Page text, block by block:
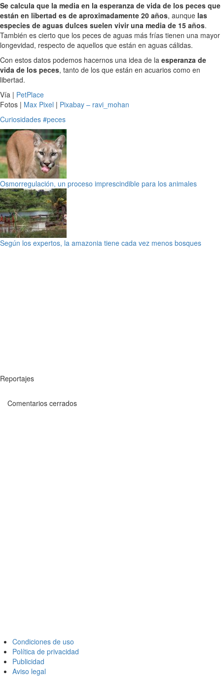
Se calcula que la media en la esperanza de vida de los peces que
están en libertad es de aproximadamente 20 años, aunque las
especies de aguas dulces suelen vivir una media de 15 años.
También es cierto que los peces de aguas más frías tienen una mayor
longevidad, respecto de aquellos que están en aguas cálidas.
Con estos datos podemos hacernos una idea de la esperanza de
vida de los peces, tanto de los que están en acuarios como en
libertad.
Vía | PetPlace
Fotos | Max Pixel | Pixabay – ravi_mohan
Curiosidades #peces
Osmorregulación, un proceso imprescindible para los animales
Según los expertos, la amazonia tiene cada vez menos bosques
Reportajes
Comentarios cerrados
Condiciones de uso
Política de privacidad
Publicidad
Aviso legal